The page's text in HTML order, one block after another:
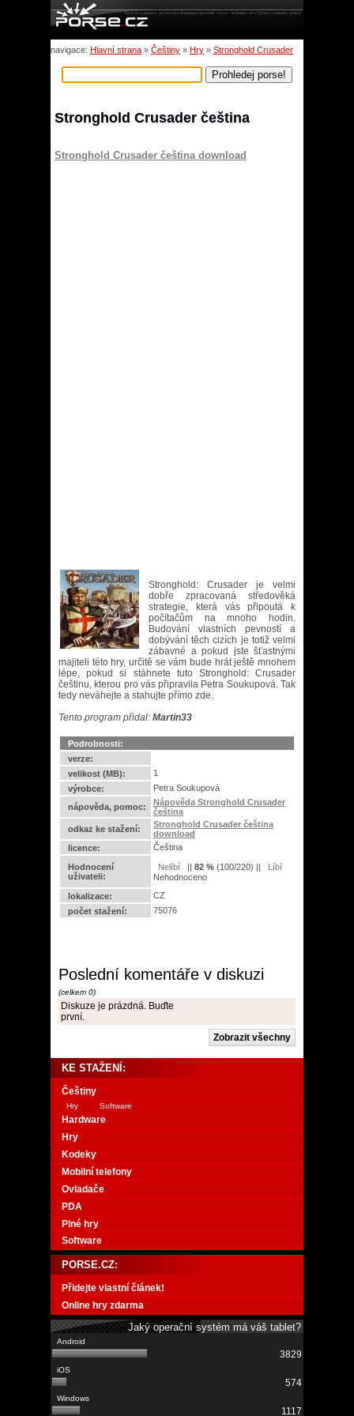
navigace: Hlavní strana » Češtiny » Hry » Stronghold Crusader
Stronghold Crusader čeština
Stronghold Crusader čeština download
Stronghold: Crusader je velmi
dobře zpracovaná středověká
strategie, která vás připoutá k
počítačům na mnoho hodin.
Budování vlastních pevností a
dobývání těch cizích je totiž velmi
zábavné a pokud jste šťastnými
majiteli této hry, určitě se vám bude hrát ještě mnohem
lépe, pokud si stáhnete tuto Stronghold: Crusader
češtinu, kterou pro vás připravila Petra Soukupová. Tak
tedy neváhejte a stahujte přímo zde.
Tento program přidal: Martin33
Podrobnosti:
verze:
velikost (MB):
1
výrobce:
Petra Soukupová
nápověda, pomoc:
Nápověda Stronghold Crusader
čeština
odkaz ke stažení:
Stronghold Crusader čeština
download
licence:
Čeština
Hodnocení
uživateli:
|| 82 % (100/220) ||
Nehodnoceno
lokalizace:
CZ
počet stažení:
75076
Poslední komentáře v diskuzi
(celkem 0)
Diskuze je prázdná. Buďte
první.
KE STAŽENÍ:
Češtiny
Hry Software
Hardware
Hry
Kodeky
Mobilní telefony
Ovladače
PDA
Plné hry
Software
PORSE.CZ:
Přidejte vlastní článek!
Online hry zdarma
Jaký operační systém má váš tablet?
3829
574
1117